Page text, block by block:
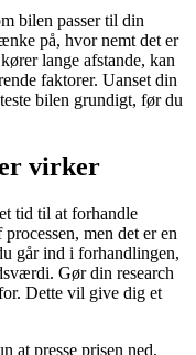
bilen passer til din
på, hvor nemt det er
lange afstande, kan
faktorer. Uanset din
bilen grundigt, før du
virker
tid til at forhandle
men det er en
går ind i forhandlingen,
Gør din research
Dette vil give dig et
at presse prisen ned,